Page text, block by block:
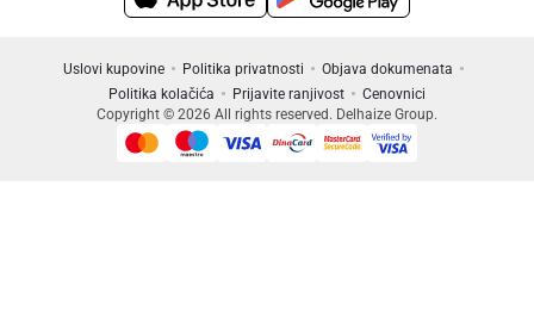
Uslovi kupovine Politika privatnosti
Objava dokumenata
Politika kolačića
Prijavite ranjivost
Cenovnici
Copyright © 2026 All rights reserved. Delhaize Group.